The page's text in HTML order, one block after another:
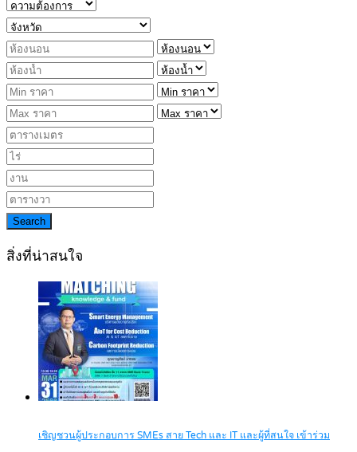
Search
สิ่งที่น่าสนใจ
เชิญชวนผู้ประกอบการ SMEs สาย Tech และ IT และผู้ที่สนใจ เข้าร่วม